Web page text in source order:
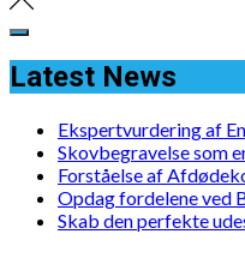
Latest News
Ekspertvurdering af
Skovbegravelse som
Forståelse af
Opdag fordelene ved
Skab den perfekte